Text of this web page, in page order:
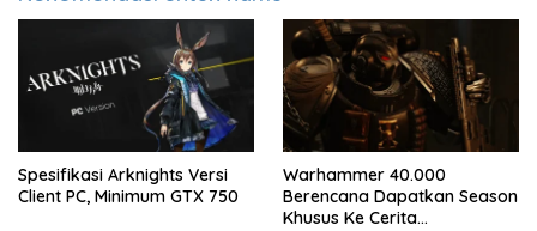
Spesifikasi Arknights Versi
Client PC, Minimum GTX 750
Warhammer 40.000
Berencana Dapatkan Season
Khusus Ke Cerita